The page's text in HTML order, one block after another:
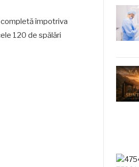
împotriva
120 de spălări